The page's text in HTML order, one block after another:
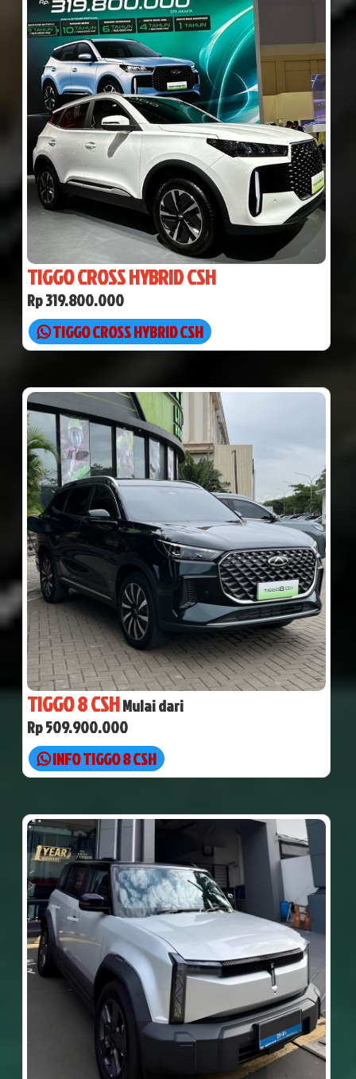
TIGGO CROSS HYBRID CSH
Rp 319.800.000
TIGGO CROSS HYBRID CSH
TIGGO 8 CSHMulai dari
Rp 509.900.000
INFO TIGGO 8 CSH